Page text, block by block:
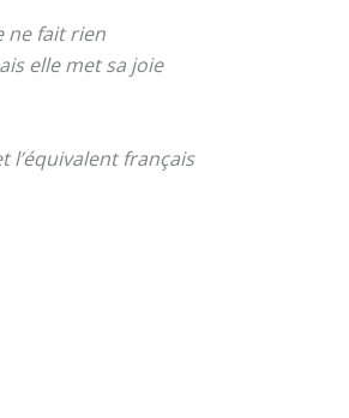
ne fait rien
elle met sa joie
l’équivalent français